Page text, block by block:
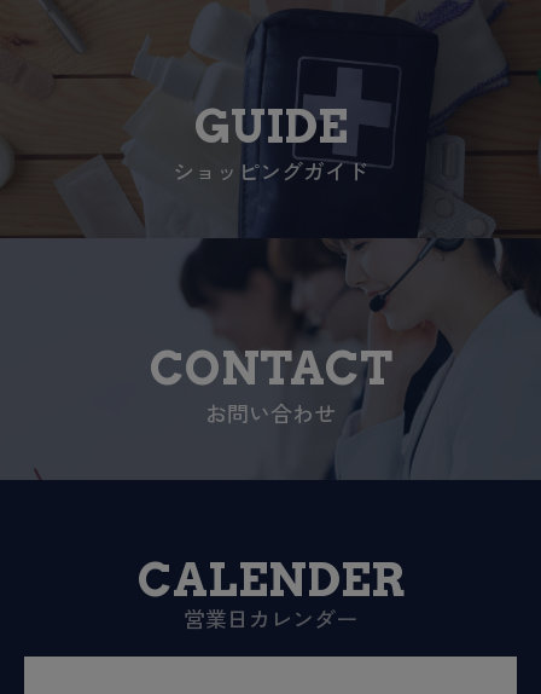
GUIDE
ショッピングガイド
CONTACT
お問い合わせ
CALENDER
営業日カレンダー